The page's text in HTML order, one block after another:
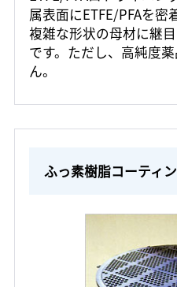
属表面にETFE/PFAを密
複雑な形状の母材に継
です。ただし、高純度
ん。
ふっ素樹脂コーティ